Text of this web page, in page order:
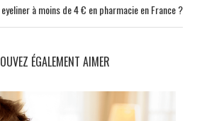
à moins de 4 € en pharmacie en France ?
ÉGALEMENT AIMER